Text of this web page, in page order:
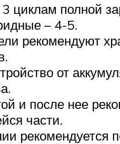
3 циклам полной
– 4-5.
рекомендуют
от
и после нее
части.
рекомендуется